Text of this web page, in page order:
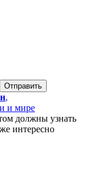
,
и мире
должны узнать
интересно